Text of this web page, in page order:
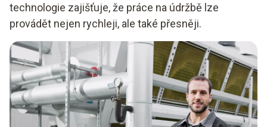
technologie zajišťuje, že práce na údržbě lze
provádět nejen rychleji, ale také přesněji.